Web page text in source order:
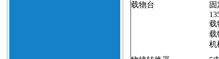
载物台
载
载
机